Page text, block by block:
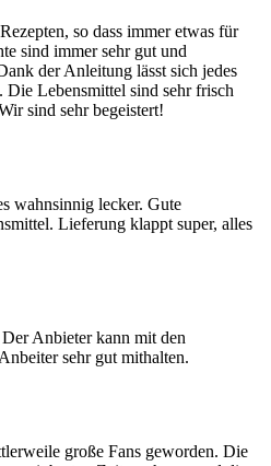
so dass immer etwas für
sind immer sehr gut und
der Anleitung lässt sich jedes
Die Lebensmittel sind sehr frisch
sind sehr begeistert!
wahnsinnig lecker. Gute
Lieferung klappt super, alles
Anbieter kann mit den
sehr gut mithalten.
große Fans geworden. Die